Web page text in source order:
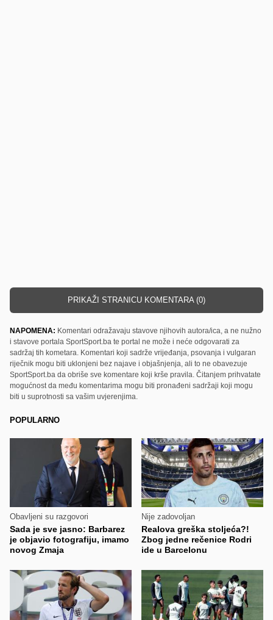
PRIKAŽI STRANICU KOMENTARA (0)
NAPOMENA: Komentari odražavaju stavove njihovih autora/ica, a ne nužno
i stavove portala SportSport.ba te portal ne može i neće odgovarati za
sadržaj tih kometara. Komentari koji sadrže vrijeđanja, psovanja i vulgaran
riječnik mogu biti uklonjeni bez najave i objašnjenja, ali to ne obavezuje
SportSport.ba da obriše sve komentare koji krše pravila. Čitanjem prihvatate
mogućnost da među komentarima mogu biti pronađeni sadržaji koji mogu
biti u suprotnosti sa vašim uvjerenjima.
POPULARNO
Obavljeni su razgovori
Sada je sve jasno: Barbarez
je objavio fotografiju, imamo
novog Zmaja
Nije zadovoljan
Realova greška stoljeća?!
Zbog jedne rečenice Rodri
ide u Barcelonu